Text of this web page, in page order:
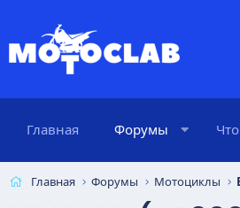
Главная Форумы
Главная Форумы Мотоциклы